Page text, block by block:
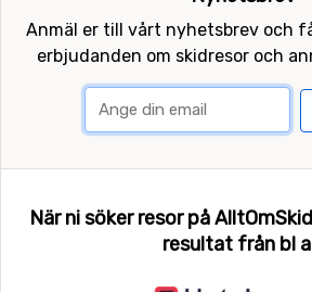
Anmäl er till vårt nyhetsbrev och
erbjudanden om skidresor och
När ni söker resor på
resultat från bl